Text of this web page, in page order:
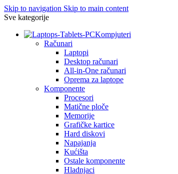
Skip to navigation Skip to main content
Sve kategorije
Kompjuteri
Računari
Laptopi
Desktop računari
All-in-One računari
Oprema za laptope
Komponente
Procesori
Matične ploče
Memorije
Grafičke kartice
Hard diskovi
Napajanja
Kućišta
Ostale komponente
Hladnjaci